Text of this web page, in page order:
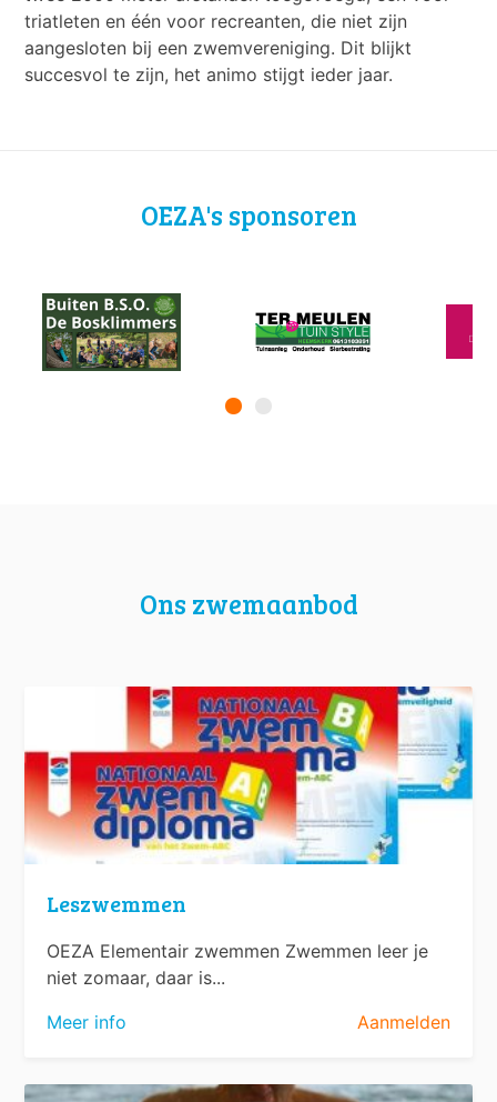
triatleten en één voor recreanten, die niet zijn
aangesloten bij een zwemvereniging. Dit blijkt
succesvol te zijn, het animo stijgt ieder jaar.
OEZA's sponsoren
Ons zwemaanbod
Leszwemmen
OEZA Elementair zwemmen Zwemmen leer je
niet zomaar, daar is...
Meer info
Aanmelden